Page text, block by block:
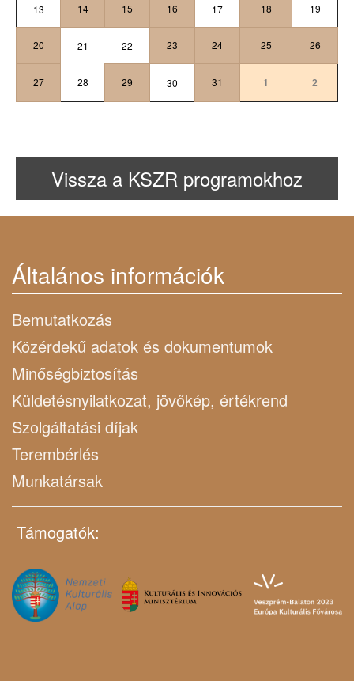
13 14 15 16 17 18 19
20 21 22 23 24 25 26
27 28 29 30 31 1 2
Vissza a KSZR programokhoz
Általános információk
Bemutatkozás
Közérdekű adatok és dokumentumok
Minőségbiztosítás
Küldetésnyilatkozat, jövőkép, értékrend
Szolgáltatási díjak
Terembérlés
Munkatársak
Támogatók: